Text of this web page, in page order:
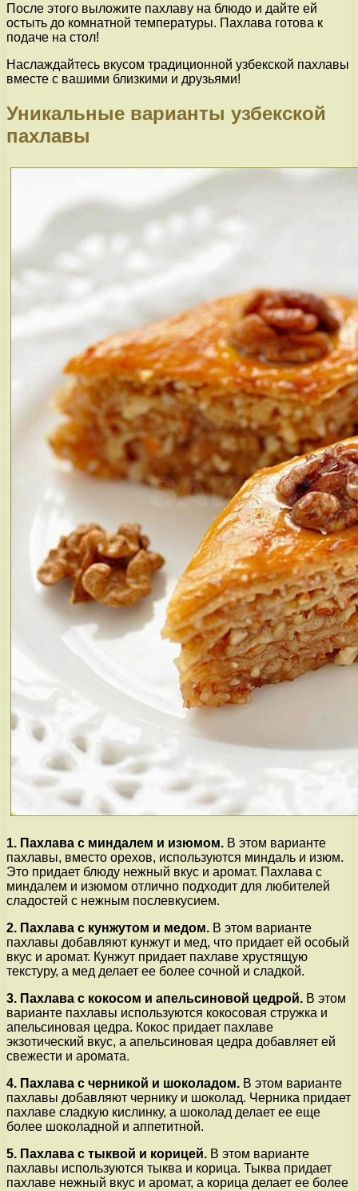
После этого выложите пахлаву на блюдо и дайте ей
остыть до комнатной температуры. Пахлава готова к
подаче на стол!
Наслаждайтесь вкусом традиционной узбекской пахлавы
вместе с вашими близкими и друзьями!
Уникальные варианты узбекской
пахлавы
1. Пахлава с миндалем и изюмом. В этом варианте
пахлавы, вместо орехов, используются миндаль и изюм.
Это придает блюду нежный вкус и аромат. Пахлава с
миндалем и изюмом отлично подходит для любителей
сладостей с нежным послевкусием.
2. Пахлава с кунжутом и медом. В этом варианте
пахлавы добавляют кунжут и мед, что придает ей особый
вкус и аромат. Кунжут придает пахлаве хрустящую
текстуру, а мед делает ее более сочной и сладкой.
3. Пахлава с кокосом и апельсиновой цедрой. В этом
варианте пахлавы используются кокосовая стружка и
апельсиновая цедра. Кокос придает пахлаве
экзотический вкус, а апельсиновая цедра добавляет ей
свежести и аромата.
4. Пахлава с черникой и шоколадом. В этом варианте
пахлавы добавляют чернику и шоколад. Черника придает
пахлаве сладкую кислинку, а шоколад делает ее еще
более шоколадной и аппетитной.
5. Пахлава с тыквой и корицей. В этом варианте
пахлавы используются тыква и корица. Тыква придает
пахлаве нежный вкус и аромат, а корица делает ее более